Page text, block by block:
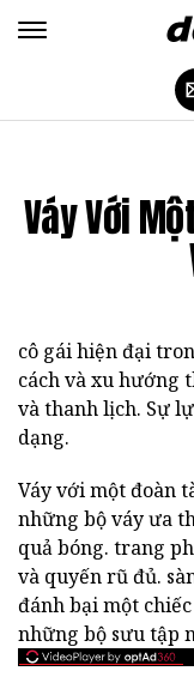
Váy Với
cô gái hiện đại
cách và xu hướng
và thanh lịch. Sự
dạng.
Váy với một đoàn
những bộ váy ưa
quả bóng. trang
và quyến rũ đủ.
đánh bại một
những bộ sưu tập